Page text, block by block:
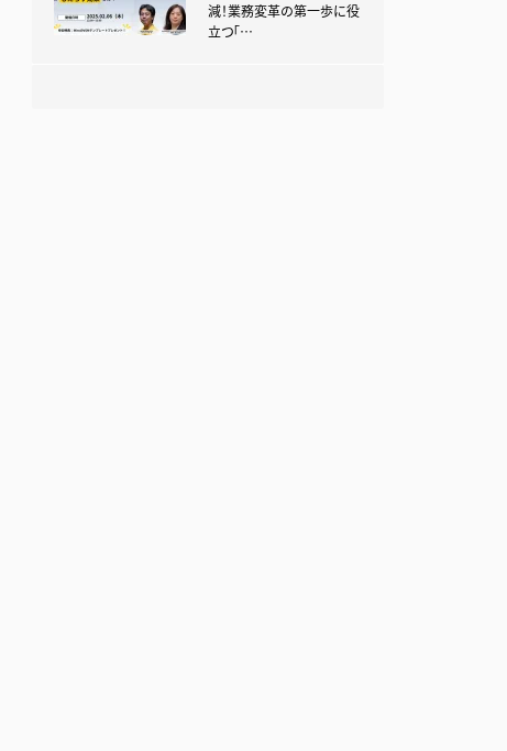
減！業務変革の第一歩に役
立つ「…